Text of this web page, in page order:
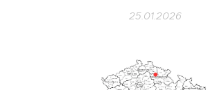
25.01.2026